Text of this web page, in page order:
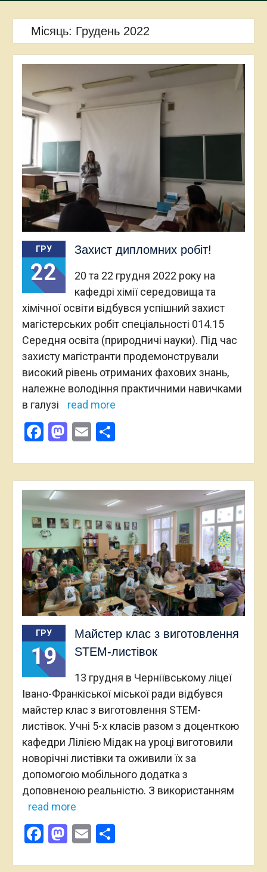
Місяць: Грудень 2022
ГРУ
22
Захист дипломних робіт!
20 та 22 грудня 2022 року на
кафедрі хімії середовища та
хімічної освіти відбувся успішний захист
магістерських робіт спеціальності 014.15
Середня освіта (природничі науки). Під час
захисту магістранти продемонстрували
високий рівень отриманих фахових знань,
належне володіння практичними навичками
в галузі
read more
Facebook
Mastodon
EmailПоділитися
ГРУ
19
Майстер клас з виготовлення
STEM-листівок
13 грудня в Черніївському ліцеї
Івано-Франкіської міської ради відбувся
майстер клас з виготовлення STEM-
листівок. Учні 5-х класів разом з доценткою
кафедри Лілією Мідак на уроці виготовили
новорічні листівки та оживили їх за
допомогою мобільного додатка з
доповненою реальністю. З використанням
read more
Facebook
Mastodon
EmailПоділитися